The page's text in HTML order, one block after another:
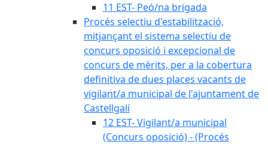
11 EST- Peó/na brigada
Procés selectiu d'estabilització,
mitjançant el sistema selectiu de
concurs oposició i excepcional de
concurs de mèrits, per a la cobertura
definitiva de dues places vacants de
vigilant/a municipal de l'ajuntament de
Castellgalí
12 EST- Vigilant/a municipal
(Concurs oposició) - (Procés